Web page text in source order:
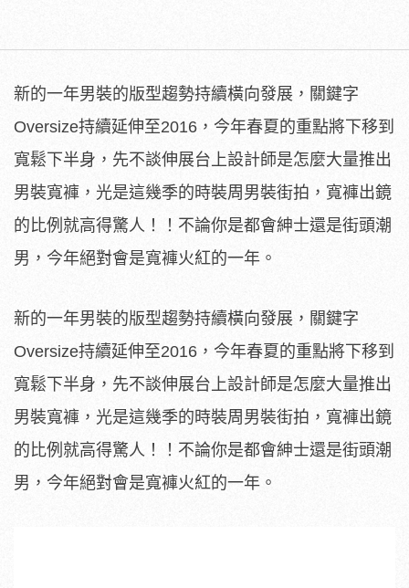
新的一年男裝的版型趨勢持續橫向發展，關鍵字
Oversize持續延伸至2016，今年春夏的重點將下移到
寬鬆下半身，先不談伸展台上設計師是怎麼大量推出
男裝寬褲，光是這幾季的時裝周男裝街拍，寬褲出鏡
的比例就高得驚人！！不論你是都會紳士還是街頭潮
男，今年絕對會是寬褲火紅的一年。
新的一年男裝的版型趨勢持續橫向發展，關鍵字
Oversize持續延伸至2016，今年春夏的重點將下移到
寬鬆下半身，先不談伸展台上設計師是怎麼大量推出
男裝寬褲，光是這幾季的時裝周男裝街拍，寬褲出鏡
的比例就高得驚人！！不論你是都會紳士還是街頭潮
男，今年絕對會是寬褲火紅的一年。